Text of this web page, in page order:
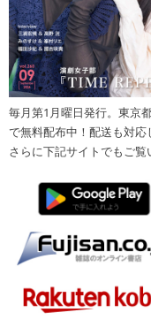
毎月第1月曜日発行。東京
で無料配布中！配送も対応
さらに下記サイトでもご覧